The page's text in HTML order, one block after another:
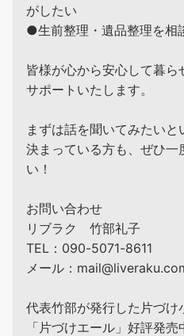
がしたい
●生前整理・遺品整理を相
皆様が心から安心して暮
サポートいたします。
まずは話を聞いてみたい
決まっている方も、ぜひ一
い！
お問い合わせ
リブラク 竹部礼子
TEL：090-5071-8611
メール：
代表竹部が発行した片づけ
「片づけエール」好評発売